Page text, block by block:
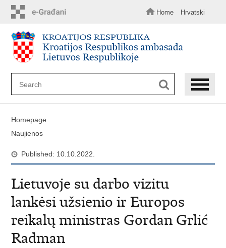
content
Home Hrvatski
Homepage
Naujienos
Published: 10.10.2022.
Lietuvoje su darbo vizitu
lankėsi užsienio ir Europos
reikalų ministras Gordan Grlić
Radman